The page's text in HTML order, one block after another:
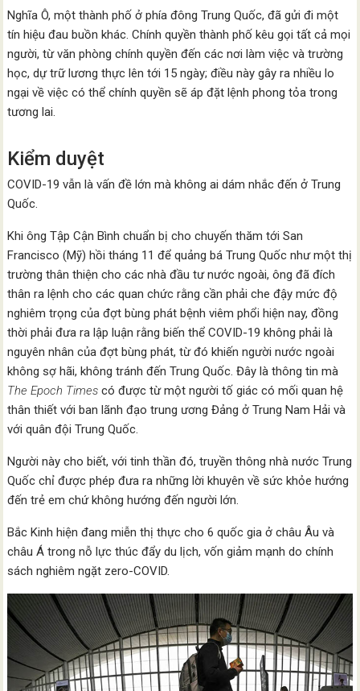
Nghĩa Ô, một thành phố ở phía đông Trung Quốc, đã gửi đi một
tín hiệu đau buồn khác. Chính quyền thành phố kêu gọi tất cả mọi
người, từ văn phòng chính quyền đến các nơi làm việc và trường
học, dự trữ lương thực lên tới 15 ngày; điều này gây ra nhiều lo
ngại về việc có thể chính quyền sẽ áp đặt lệnh phong tỏa trong
tương lai.
Kiểm duyệt
COVID-19 vẫn là vấn đề lớn mà không ai dám nhắc đến ở Trung
Quốc.
Khi ông Tập Cận Bình chuẩn bị cho chuyến thăm tới San
Francisco (Mỹ) hồi tháng 11 để quảng bá Trung Quốc như một thị
trường thân thiện cho các nhà đầu tư nước ngoài, ông đã đích
thân ra lệnh cho các quan chức rằng cần phải che đậy mức độ
nghiêm trọng của đợt bùng phát bệnh viêm phổi hiện nay, đồng
thời phải đưa ra lập luận rằng biến thể COVID-19 không phải là
nguyên nhân của đợt bùng phát, từ đó khiến người nước ngoài
không sợ hãi, không tránh đến Trung Quốc. Đây là thông tin mà
The Epoch Times có được từ một người tố giác có mối quan hệ
thân thiết với ban lãnh đạo trung ương Đảng ở Trung Nam Hải và
với quân đội Trung Quốc.
Người này cho biết, với tinh thần đó, truyền thông nhà nước Trung
Quốc chỉ được phép đưa ra những lời khuyên về sức khỏe hướng
đến trẻ em chứ không hướng đến người lớn.
Bắc Kinh hiện đang miễn thị thực cho 6 quốc gia ở châu Âu và
châu Á trong nỗ lực thúc đẩy du lịch, vốn giảm mạnh do chính
sách nghiêm ngặt zero-COVID.